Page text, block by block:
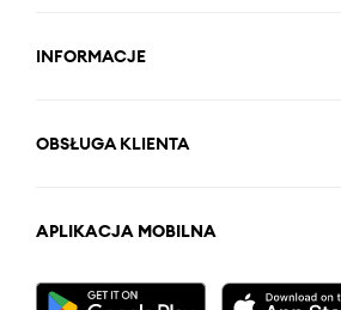
INFORMACJE
OBSŁUGA KLIENTA
APLIKACJA MOBILNA